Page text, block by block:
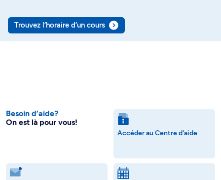
Trouvez l’horaire d’un cours
Besoin d’aide?
On est là pour vous!
Accéder au Centre d'aide